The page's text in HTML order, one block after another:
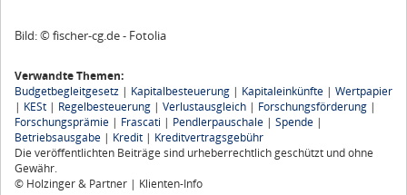
Bild: © fischer-cg.de - Fotolia
Verwandte Themen:
Budgetbegleitgesetz | Kapitalbesteuerung | Kapitaleinkünfte | Wertpapier
| KESt | Regelbesteuerung | Verlustausgleich | Forschungsförderung |
Forschungsprämie | Frascati | Pendlerpauschale | Spende |
Betriebsausgabe | Kredit | Kreditvertragsgebühr
Die veröffentlichten Beiträge sind urheberrechtlich geschützt und ohne
Gewähr.
© Holzinger & Partner | Klienten-Info